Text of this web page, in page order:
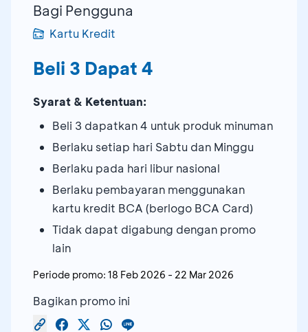
Bagi Pengguna
Kartu Kredit
Beli 3 Dapat 4
Syarat & Ketentuan:
Beli 3 dapatkan 4 untuk produk minuman
Berlaku setiap hari Sabtu dan Minggu
Berlaku pada hari libur nasional
Berlaku pembayaran menggunakan
kartu kredit BCA (berlogo BCA Card)
Tidak dapat digabung dengan promo
lain
Periode promo: 18 Feb 2026 - 22 Mar 2026
Bagikan promo ini